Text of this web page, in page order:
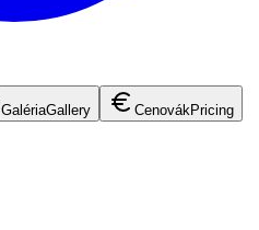
GalériaGallery CenovákPricing